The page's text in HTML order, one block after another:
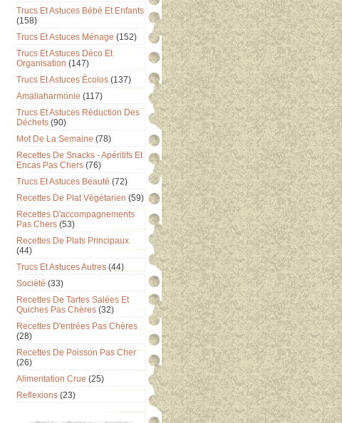
Trucs Et Astuces Bébé Et Enfants
(158)
Trucs Et Astuces Ménage (152)
Trucs Et Astuces Déco Et
Organisation (147)
Trucs Et Astuces Écolos (137)
Amaliaharmonie (117)
Trucs Et Astuces Réduction Des
Déchets (90)
Mot De La Semaine (78)
Recettes De Snacks - Apéritifs Et
Encas Pas Chers (76)
Trucs Et Astuces Beauté (72)
Recettes De Plat Végétarien (59)
Recettes D'accompagnements
Pas Chers (53)
Recettes De Plats Principaux
(44)
Trucs Et Astuces Autres (44)
Société (33)
Recettes De Tartes Salées Et
Quiches Pas Chères (32)
Recettes D'entrées Pas Chères
(28)
Recettes De Poisson Pas Cher
(26)
Alimentation Crue (25)
Reflexions (23)